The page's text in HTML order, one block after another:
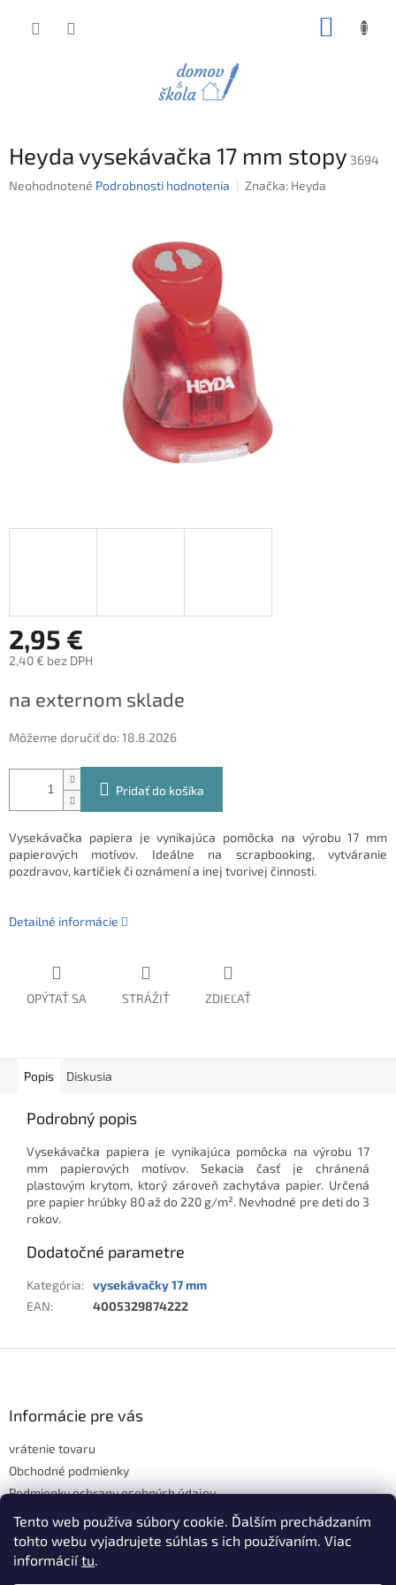
Tento web používa súbory cookie. Ďalším prechádzaním
tohto webu vyjadrujete súhlas s ich používaním. Viac
informáciítu.
Heyda vysekávačka 17 mm stopy 3694
Priemerné
Neohodnotené Podrobnosti hodnotenia Značka: Heyda
2,95 €
2,40 € bez DPH
cena:
na externom sklade
Môžeme doručiť do:18.8.2026
Pridať do košíka
Vysekávačka papiera je vynikajúca pomôcka na výrobu 17 mm
papierových motívov. Ideálne na scrapbooking, vytváranie
pozdravov, kartičiek či oznámení a inej tvorivej činnosti.
Detailné informácie
OPÝTAŤ SA STRÁŽIŤ ZDIEĽAŤ
Popis Diskusia
Podrobný popis
Vysekávačka papiera je vynikajúca pomôcka na výrobu 17
mm papierových motívov. Sekacia časť je chránená
plastovým krytom, ktorý zároveň zachytáva papier. Určená
pre papier hrúbky 80 až do 220 g/m². Nevhodné pre deti do 3
rokov.
Dodatočné parametre
Kategória: vysekávačky 17 mm
EAN: 4005329874222
Informácie pre vás
vrátenie tovaru
Obchodné podmienky
Podmienky ochrany osobných údajov
Hodnotenie obchodu